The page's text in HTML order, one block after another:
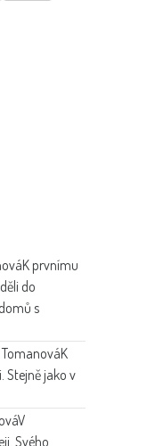
K prvnímu
do
s
TomanováK
Stejně jako v
V
Svého